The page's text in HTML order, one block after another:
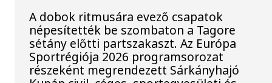
A dobok ritmusára evező csapatok
népesítették be szombaton a Tagore
sétány előtti partszakaszt. Az Európa
Sportrégiója 2026 programsorozat
részeként megrendezett Sárkányhajó